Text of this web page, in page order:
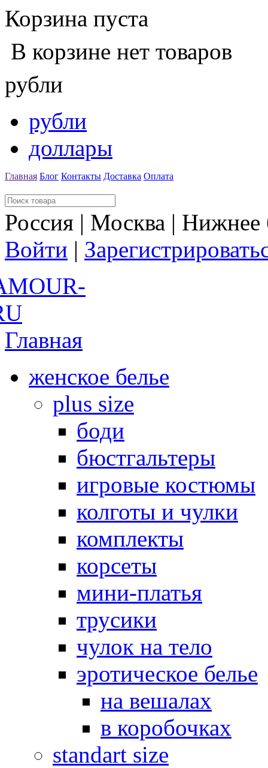
Корзина пуста
В корзине нет товаров
рубли
рубли
доллары
Главная Блог Контакты Доставка Оплата
Россия | Москва |
Войти |
Главная
женское белье
plus size
боди
бюстгальтеры
игровые костюмы
колготы и чулки
комплекты
корсеты
мини-платья
трусики
чулок на тело
эротическое белье
на вешалах
в коробочках
standart size